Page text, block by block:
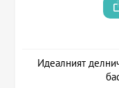
Идеалният